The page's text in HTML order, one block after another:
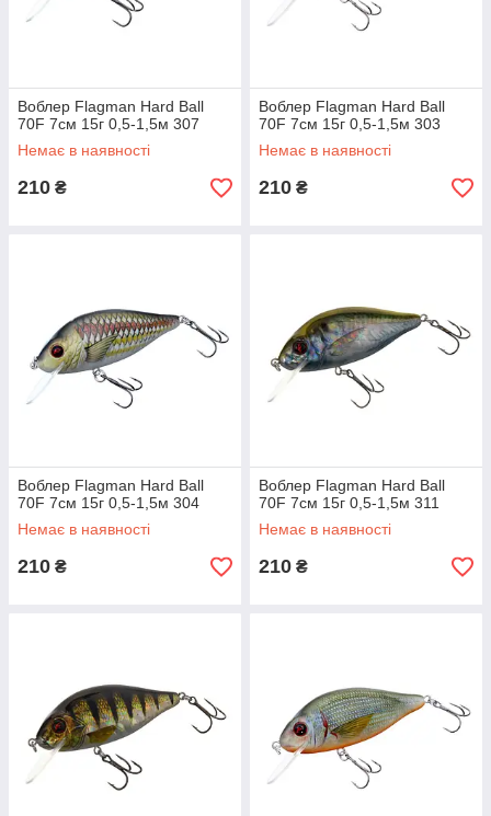
Воблер Flagman Hard Ball
70F 7см 15г 0,5-1,5м 307
Немає в наявності
210 ₴
Воблер Flagman Hard Ball
70F 7см 15г 0,5-1,5м 303
Немає в наявності
210 ₴
Воблер Flagman Hard Ball
70F 7см 15г 0,5-1,5м 304
Немає в наявності
210 ₴
Воблер Flagman Hard Ball
70F 7см 15г 0,5-1,5м 311
Немає в наявності
210 ₴